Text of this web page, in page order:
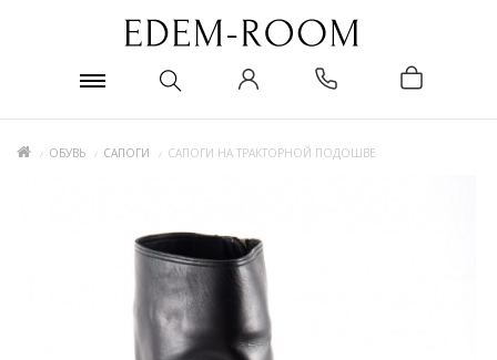
ОБУВЬ САПОГИ САПОГИ НА ТРАКТОРНОЙ ПОДОШВЕ